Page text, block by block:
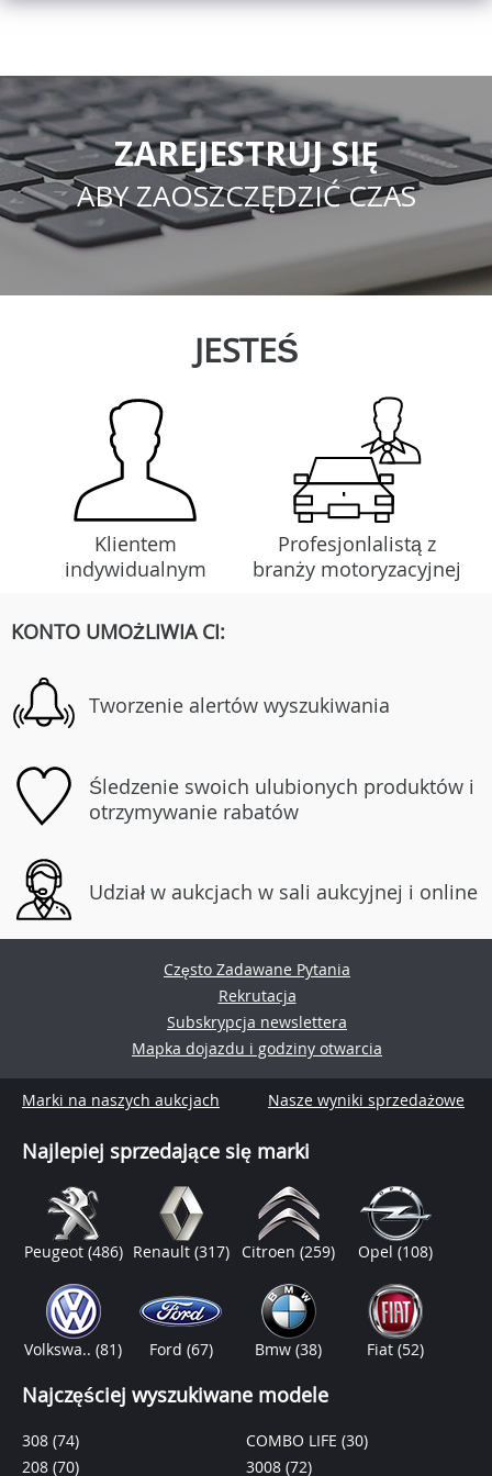
ZAREJESTRUJ SIĘ
ABY ZAOSZCZĘDZIĆ CZAS
JESTEŚ
Klientem
indywidualnym
Profesjonlalistą z
branży motoryzacyjnej
KONTO UMOŻLIWIA CI:
Tworzenie alertów wyszukiwania
Śledzenie swoich ulubionych produktów i
otrzymywanie rabatów
Udział w aukcjach w sali aukcyjnej i online
Często Zadawane Pytania
Rekrutacja
Subskrypcja newslettera
Mapka dojazdu i godziny otwarcia
Marki na naszych aukcjach Nasze wyniki sprzedażowe
Najlepiej sprzedające się marki
Peugeot (486) Renault (317) Citroen(259) Opel(108)
Volkswa..(81) Ford (67) Bmw(38) Fiat(52)
Najczęściej wyszukiwane modele
308 (74)
208 (70)
COMBO LIFE (30)
3008 (72)